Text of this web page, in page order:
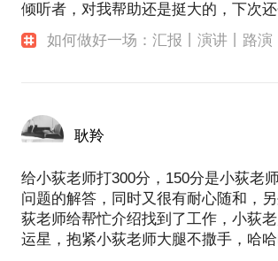
倾听者，对我帮助还是挺大的，下次
如何做好一场：汇报丨演讲丨路演
耿羚
给小荻老师打300分，150分是小荻老
问题的解答，同时又很有耐心随和，
荻老师给帮忙介绍找到了工作，小荻
运星，抱紧小荻老师大腿不撒手，哈哈